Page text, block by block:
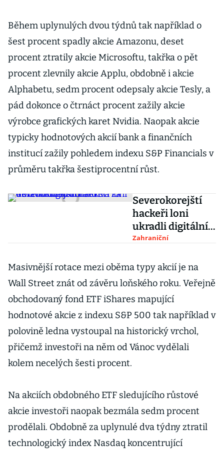
Během uplynulých dvou týdnů tak například o
šest procent spadly akcie Amazonu, deset
procent ztratily akcie Microsoftu, takřka o pět
procent zlevnily akcie Applu, obdobně i akcie
Alphabetu, sedm procent odepsaly akcie Tesly, a
pád dokonce o čtrnáct procent zažily akcie
výrobce grafických karet Nvidia. Naopak akcie
typicky hodnotových akcií bank a finančních
institucí zažily pohledem indexu S&P Financials v
průměru takřka šestiprocentní růst.
Severokorejští
hackeři loni
ukradli digitální
aktiva za 400
Zahraniční
Masivnější rotace mezi oběma typy akcií je na
Wall Street znát od závěru loňského roku. Veřejně
obchodovaný fond ETF iShares mapující
hodnotové akcie z indexu S&P 500 tak například v
polovině ledna vystoupal na historický vrchol,
přičemž investoři na něm od Vánoc vydělali
kolem necelých šesti procent.
Na akciích obdobného ETF sledujícího růstové
akcie investoři naopak bezmála sedm procent
prodělali. Obdobně za uplynulé dva týdny ztratil
technologický index Nasdaq koncentrující